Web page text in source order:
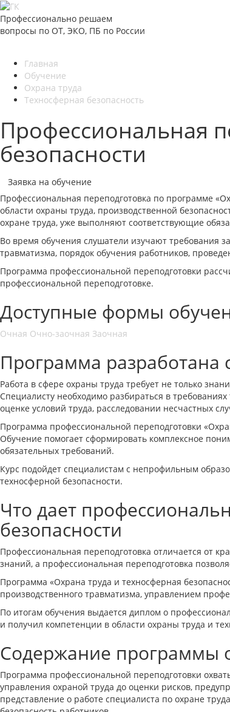
Профессионально решаем
вопросы по ОТ, ЭКО, ПБ по России
Главная
Обучение
Охрана труда
Техносферная безопасность
Профессиональная
безопасности
Заявка на обучение
Профессиональная переподготовка по программе
области охраны труда, производственной
охране труда, уже выполняют соответствующие
Во время обучения слушатели изучают требования
травматизма, порядок обучения работников,
Программа профессиональной переподготовки
профессиональной переподготовке.
Доступные формы
Очная Очно-заочная Заочная
Программа разработана
Работа в сфере охраны труда требует не только
Специалисту необходимо разбираться в
оценке условий труда, расследовании несчастных
Программа профессиональной переподготовки
Обучение помогает сформировать комплексное
обязательных требований.
Курс подойдет специалистам с непрофильным
техносферной безопасности.
Что дает
безопасности
Профессиональная переподготовка отличается от
знаний, а профессиональная переподготовка
Программа «Охрана труда и техносферная
производственного травматизма, управлением
По итогам обучения выдается диплом о
и получил компетенции в области охраны труда и
Содержание программы
Программа профессиональной переподготовки
управления охраной труда до оценки рисков,
представление о работе специалиста по охране